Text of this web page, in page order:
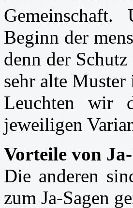
Beginn der
denn der
sehr alte
Leuchten wir
jeweiligen
Vorteile von
Die anderen
zum Ja-Sagen